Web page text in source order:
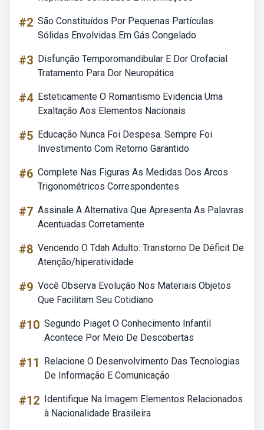
#2 São Constituídos Por Pequenas Partículas
Sólidas Envolvidas Em Gás Congelado
#3 Disfunção Temporomandibular E Dor Orofacial
Tratamento Para Dor Neuropática
#4 Esteticamente O Romantismo Evidencia Uma
Exaltação Aos Elementos Nacionais
#5 Educação Nunca Foi Despesa. Sempre Foi
Investimento Com Retorno Garantido
#6 Complete Nas Figuras As Medidas Dos Arcos
Trigonométricos Correspondentes
#7 Assinale A Alternativa Que Apresenta As Palavras
Acentuadas Corretamente
#8 Vencendo O Tdah Adulto: Transtorno De Déficit De
Atenção/hiperatividade
#9 Você Observa Evolução Nos Materiais Objetos
Que Facilitam Seu Cotidiano
#10 Segundo Piaget O Conhecimento Infantil
Acontece Por Meio De Descobertas
#11
Relacione O Desenvolvimento Das Tecnologias
De Informação E Comunicação
#12 Identifique Na Imagem Elementos Relacionados
à Nacionalidade Brasileira